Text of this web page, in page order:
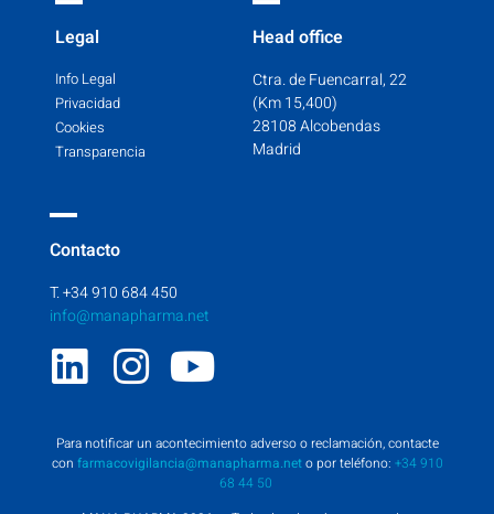
Legal
Info Legal
Privacidad
Cookies
Transparencia
Head office
Ctra. de Fuencarral, 22
(Km 15,400)
28108 Alcobendas
Madrid
Contacto
T. +34 910 684 450
info@manapharma.net
Para notificar un acontecimiento adverso o reclamación, contacte
con farmacovigilancia@manapharma.neto por teléfono: +34 910
68 44 50